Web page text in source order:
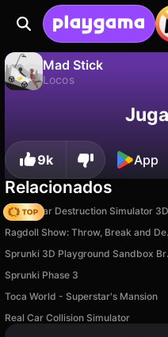
Mad Stick
Locos
¡Guarda el
9k App
Relacionados
Online Car Destruction Simulator 3D
Sprunki Phase 3
Toca World - Superstar's Mansion
Real Car Collision Simulator